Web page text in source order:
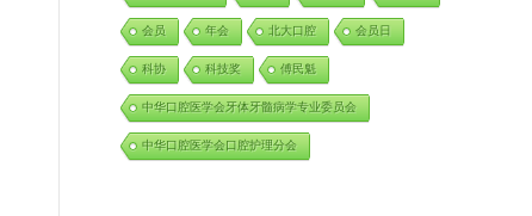
会员 年会 北大口腔 会员日
科协 科技奖 傅民魁
中华口腔医学会牙体牙髓病学专业委员会
中华口腔医学会口腔护理分会